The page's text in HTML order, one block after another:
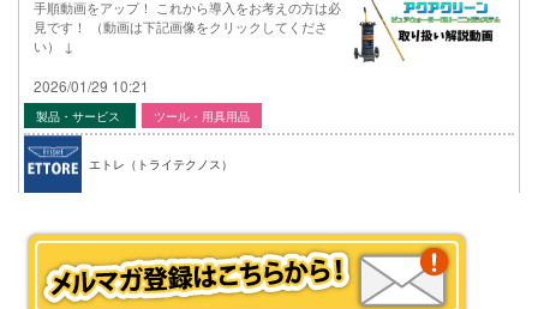
手順動画をアップ！ これから導入をお考えの方は必
見です！ （動画は下記画像をクリックしてくださ
い） ↓
2026/01/29 10:21
製品・サービス ツール・用具用品
エトレ（トライテクノス）